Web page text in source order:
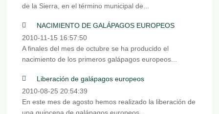
de la Sierra, en el término municipal de...
NACIMIENTO DE GALÁPAGOS EUROPEOS
2010-11-15 16:57:50
A finales del mes de octubre se ha producido el
nacimiento de los primeros galápagos europeos...
Liberación de galápagos europeos
2010-08-25 20:54:39
En este mes de agosto hemos realizado la liberación de